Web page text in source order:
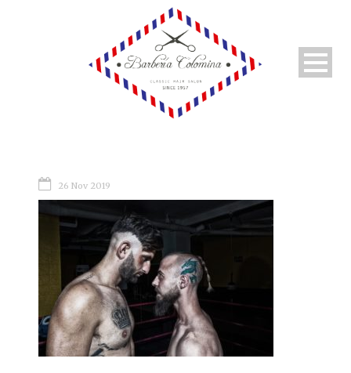
26 Nov 2019